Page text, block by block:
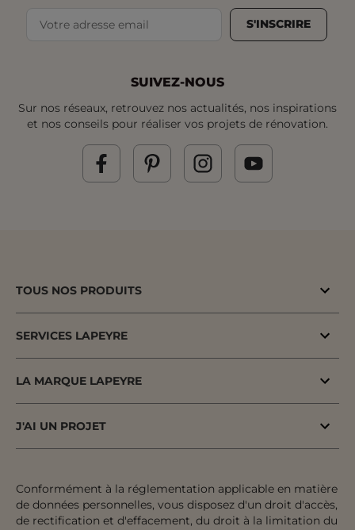
S'INSCRIRE
SUIVEZ-NOUS
Sur nos réseaux, retrouvez nos actualités, nos inspirations
et nos conseils pour réaliser vos projets de rénovation.
TOUS NOS PRODUITS
Cuisine & Electroménager
Salle de bains & WC
Escalier, Rampe & Main-courante
Jardin & Extérieur
Revêtement sol & mur
SERVICES LAPEYRE
Conseil à domicile
Conseil en magasin
Financement
LA MARQUE LAPEYRE
Engagements pour tous
Développement durable
J'AI UN PROJET
Inspiration & Tendances
Préparer mon projet
Conformément à la réglementation applicable en matière
de données personnelles, vous disposez d'un droit d'accès,
de rectification et d'effacement, du droit à la limitation du